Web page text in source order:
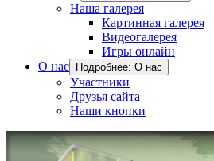
Наша галерея
Картинная галерея
Видеогалерея
Игры онлайн
О нас
Подробнее: О нас
Участники
Друзья сайта
Наши кнопки